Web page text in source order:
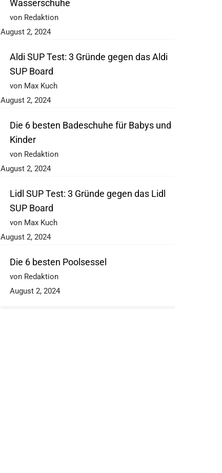
Wasserschuhe
von Redaktion
August 2, 2024
Aldi SUP Test: 3 Gründe gegen das Aldi
SUP Board
von Max Kuch
August 2, 2024
Die 6 besten Badeschuhe für Babys und
Kinder
von Redaktion
August 2, 2024
Lidl SUP Test: 3 Gründe gegen das Lidl
SUP Board
von Max Kuch
August 2, 2024
Die 6 besten Poolsessel
von Redaktion
August 2, 2024